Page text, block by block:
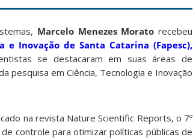
Marcelo Menezes Moratorecebeu
e Inovação de Santa Catarina (Fapesc),
se destacaram em suas áreas de
pesquisa em Ciência, Tecnologia e Inovação
na revista Nature Scientific Reports, o 7º
controle para otimizar políticas públicas de